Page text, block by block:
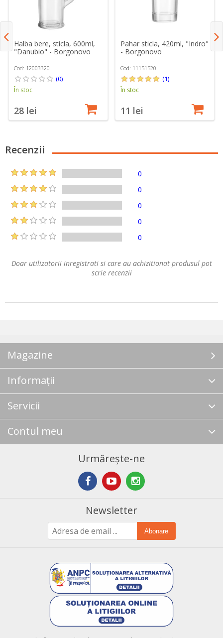
Halba bere, sticla, 600ml,
"Danubio" - Borgonovo
Cod: 12003320
(0)
În stoc
28 lei
Pahar sticla, 420ml, "Indro"
- Borgonovo
Cod: 11151520
(1)
În stoc
11 lei
Recenzii
0
0
0
0
0
Doar utilizatorii inregistrati si care au achizitionat produsul pot
scrie recenzii
Magazine
Informații
Servicii
Contul meu
Urmărește-ne
Newsletter
Abonare